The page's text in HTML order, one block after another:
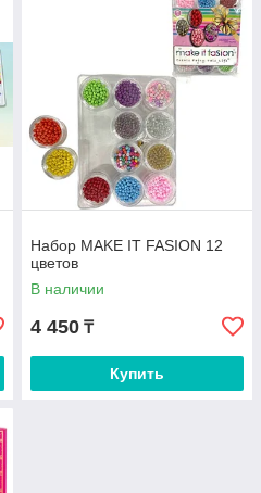
Набор MAKE IT FASION 12
цветов
В наличии
4 450 ₸
Купить